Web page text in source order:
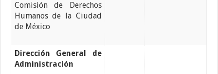
Comisión de Derechos
Humanos de la Ciudad
de México
Dirección General de
Administración